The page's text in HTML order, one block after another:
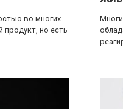
во многих
продукт, но есть